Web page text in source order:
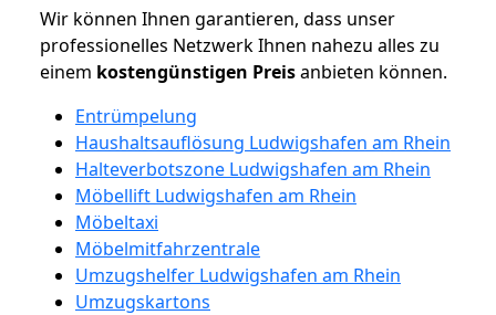
Wir können Ihnen garantieren, dass unser
professionelles Netzwerk Ihnen nahezu alles zu
einem kostengünstigen Preisanbieten können.
Entrümpelung
Haushaltsauflösung Ludwigshafen am Rhein
Halteverbotszone Ludwigshafen am Rhein
Möbellift Ludwigshafen am Rhein
Möbeltaxi
Möbelmitfahrzentrale
Umzugshelfer Ludwigshafen am Rhein
Umzugskartons